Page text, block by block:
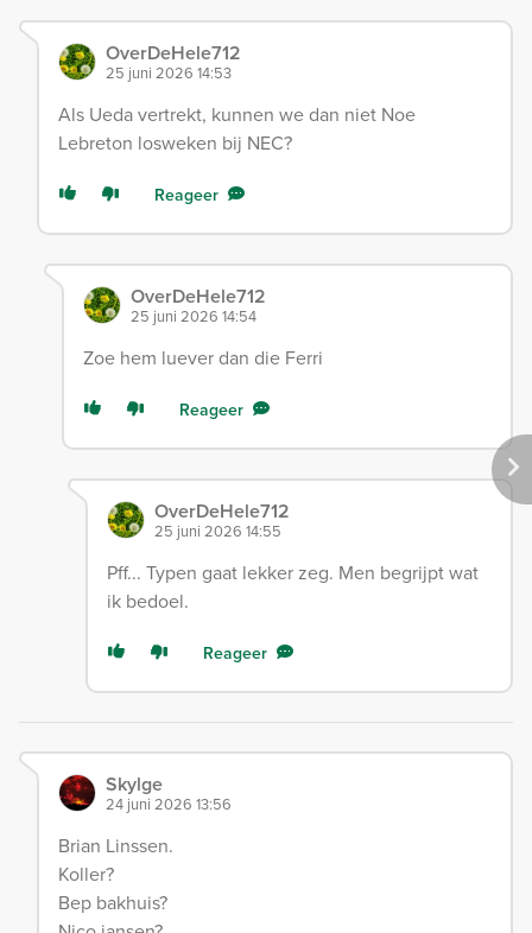
OverDeHele712
25 juni 2026 14:53
Als Ueda vertrekt, kunnen we dan niet Noe
Lebreton losweken bij NEC?
Reageer
OverDeHele712
25 juni 2026 14:54
Zoe hem luever dan die Ferri
Reageer
OverDeHele712
25 juni 2026 14:55
Pff... Typen gaat lekker zeg. Men begrijpt wat
ik bedoel.
Reageer
Skylge
24 juni 2026 13:56
Brian Linssen.
Koller?
Bep bakhuis?